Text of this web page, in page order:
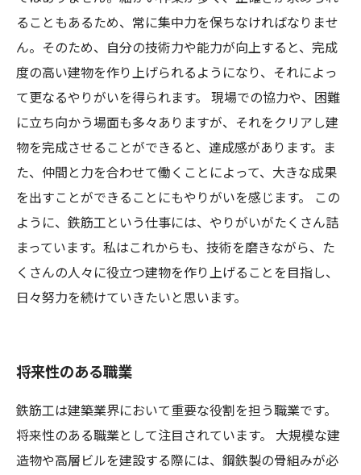
ることもあるため、常に集中力を保ちなければなりませ
ん。そのため、自分の技術力や能力が向上すると、完成
度の高い建物を作り上げられるようになり、それによっ
て更なるやりがいを得られます。 現場での協力や、困難
に立ち向かう場面も多々ありますが、それをクリアし建
物を完成させることができると、達成感があります。ま
た、仲間と力を合わせて働くことによって、大きな成果
を出すことができることにもやりがいを感じます。 この
ように、鉄筋工という仕事には、やりがいがたくさん詰
まっています。私はこれからも、技術を磨きながら、た
くさんの人々に役立つ建物を作り上げることを目指し、
日々努力を続けていきたいと思います。
将来性のある職業
鉄筋工は建築業界において重要な役割を担う職業です。
将来性のある職業として注目されています。 大規模な建
造物や高層ビルを建設する際には、鋼鉄製の骨組みが必